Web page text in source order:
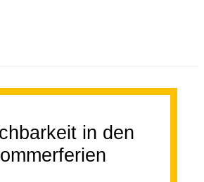
in den